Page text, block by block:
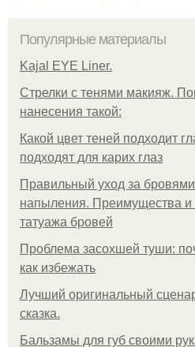
Популярные материалы
Kajal EYE Liner.
Стрелки с тенями макияж.
нанесения такой:
Какой цвет теней подходит
подходят для карих глаз
Правильный уход за
напыления. Преимущества и
татуажа бровей
Проблема засохшей туши:
как избежать
Лучший оригинальный
сказка.
Бальзамы для губ своими